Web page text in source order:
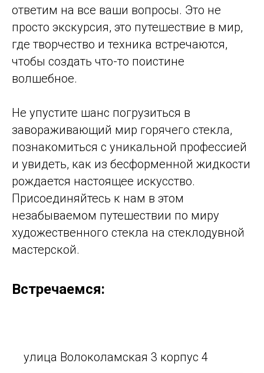
ответим на все ваши вопросы. Это не
просто экскурсия, это путешествие в мир,
где творчество и техника встречаются,
чтобы создать что-то поистине
волшебное.
Не упустите шанс погрузиться в
завораживающий мир горячего стекла,
познакомиться с уникальной профессией
и увидеть, как из бесформенной жидкости
рождается настоящее искусство.
Присоединяйтесь к нам в этом
незабываемом путешествии по миру
художественного стекла на стеклодувной
мастерской.
Встречаемся:
улица Волоколамская 3 корпус 4